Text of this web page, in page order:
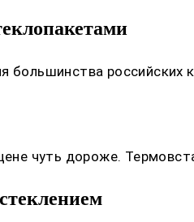
чуть дороже.